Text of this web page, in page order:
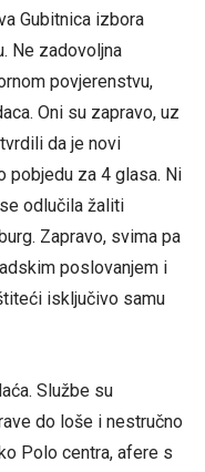
Gubitnica izbora
Ne zadovoljna
povjerenstvu,
Oni su zapravo, uz
da je novi
pobjedu za 4 glasa. Ni
odlučila žaliti
Zapravo, svima pa
poslovanjem i
isključivo samu
Službe su
do loše i nestručno
Polo centra, afere s